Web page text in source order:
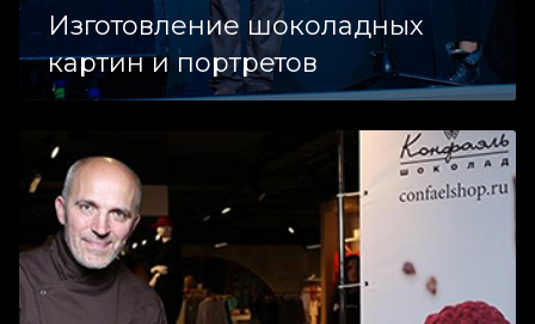
Изготовление шоколадных
картин и портретов